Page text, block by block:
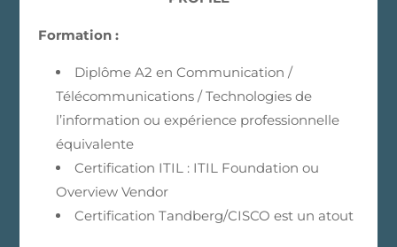
Formation :
Diplôme A2 en Communication /
Télécommunications / Technologies de
l’information ou expérience professionnelle
équivalente
Certification ITIL : ITIL Foundation ou
Overview Vendor
Certification Tandberg/CISCO est un atout